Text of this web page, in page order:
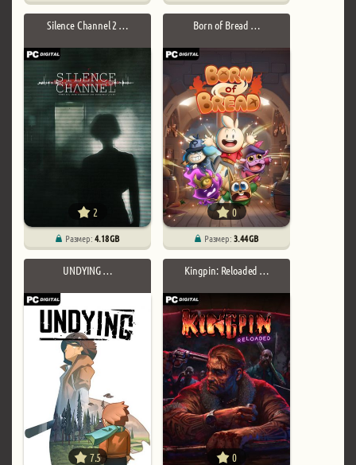
Silence Channel 2 …
2
Размер:4.18 GB
Born of Bread …
0
Размер:3.44 GB
UNDYING …
7.5
Kingpin: Reloaded …
0